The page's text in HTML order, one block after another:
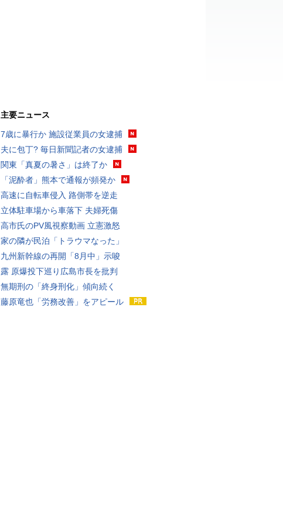
主要ニュース
7歳に暴行か 施設従業員の女逮捕
夫に包丁? 毎日新聞記者の女逮捕
関東「真夏の暑さ」は終了か
「泥酔者」熊本で通報が頻発か
高速に自転車侵入 路側帯を逆走
立体駐車場から車落下 夫婦死傷
高市氏のPV風視察動画 立憲激怒
家の隣が民泊「トラウマなった」
九州新幹線の再開「8月中」示唆
露 原爆投下巡り広島市長を批判
無期刑の「終身刑化」傾向続く
藤原竜也「労務改善」をアピール